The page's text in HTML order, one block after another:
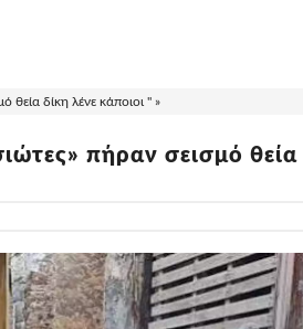
θεία δίκη λένε κάποιοι " »
πήραν σεισμό θεία